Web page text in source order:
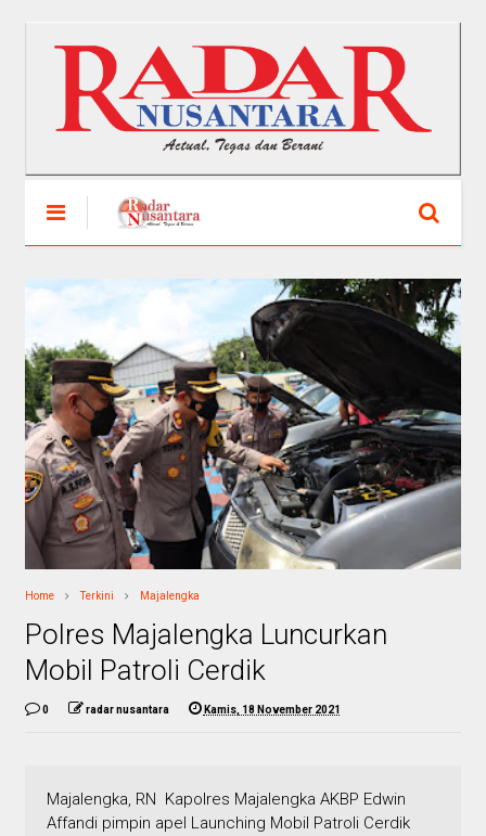
Home Terkini Majalengka
Polres Majalengka Luncurkan
Mobil Patroli Cerdik
0 radar nusantara Kamis, 18 November 2021
Majalengka, RN Kapolres Majalengka AKBP Edwin
Affandi pimpin apel Launching Mobil Patroli Cerdik